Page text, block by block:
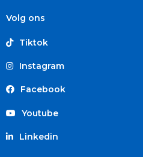
Volg ons
Tiktok
Instagram
Facebook
Youtube
Linkedin